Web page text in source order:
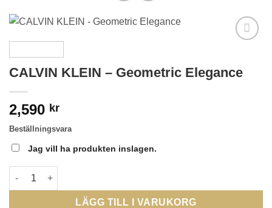
CALVIN KLEIN – Geometric Elegance
2,590 kr
Beställningsvara
Jag vill ha produkten inslagen.
CALVIN KLEIN - Geometric Elegance mängd
LÄGG TILL I VARUKORG